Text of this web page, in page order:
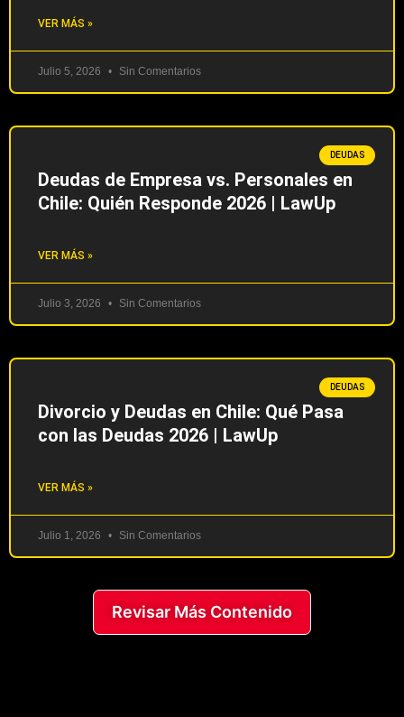
VER MÁS »
Julio 5, 2026 Sin Comentarios
DEUDAS
Deudas de Empresa vs. Personales en
Chile: Quién Responde 2026 | LawUp
VER MÁS »
Julio 3, 2026 Sin Comentarios
DEUDAS
Divorcio y Deudas en Chile: Qué Pasa
con las Deudas 2026 | LawUp
VER MÁS »
Julio 1, 2026 Sin Comentarios
Revisar Más Contenido